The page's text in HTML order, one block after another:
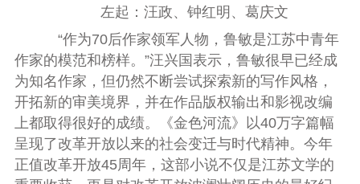
左起：汪政、钟红明、葛庆文
“作为70后作家领军人物，鲁敏是江苏中青年
作家的模范和榜样。”汪兴国表示，鲁敏很早已经成
为知名作家，但仍然不断尝试探索新的写作风格，
开拓新的审美境界，并在作品版权输出和影视改编
上都取得很好的成绩。《金色河流》以40万字篇幅
呈现了改革开放以来的社会变迁与时代精神。今年
正值改革开放45周年，这部小说不仅是江苏文学的